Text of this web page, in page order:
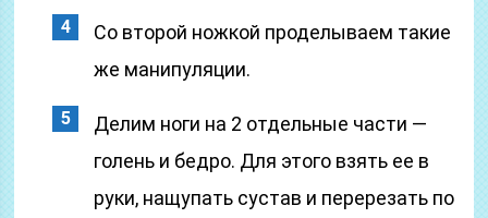
Со второй ножкой проделываем такие
же манипуляции.
Делим ноги на 2 отдельные части —
голень и бедро. Для этого взять ее в
руки, нащупать сустав и перерезать по